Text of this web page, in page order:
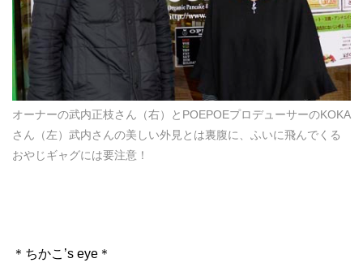
オーナーの武内正枝さん（右）とPOEPOEプロデューサーのKOKA
さん（左）武内さんの美しい外見とは裏腹に、ふいに飛んでくる
おやじギャグには要注意！
＊ちかこ’s eye＊